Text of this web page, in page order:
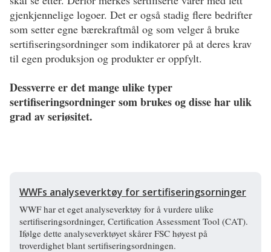
gjenkjennelige logoer. Det er også stadig flere bedrifter
som setter egne bærekraftmål og som velger å bruke
sertifiseringsordninger som indikatorer på at deres krav
til egen produksjon og produkter er oppfylt.
Dessverre er det mange ulike typer
sertifiseringsordninger som brukes og disse har ulik
grad av seriøsitet.
WWFs analyseverktøy for sertifiseringsorninger
WWF har et eget analyseverktøy for å vurdere ulike
sertifiseringsordninger, Certification Assessment Tool (CAT).
Ifølge dette analyseverktøyet skårer FSC høyest på
troverdighet blant sertifiseringsordningen.